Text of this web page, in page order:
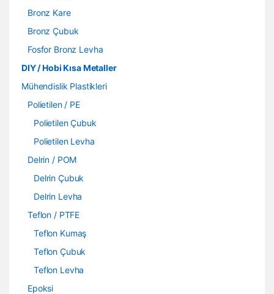
Bronz Kare
Bronz Çubuk
Fosfor Bronz Levha
DIY / Hobi Kısa Metaller
Mühendislik Plastikleri
Polietilen / PE
Polietilen Çubuk
Polietilen Levha
Delrin / POM
Delrin Çubuk
Delrin Levha
Teflon / PTFE
Teflon Kumaş
Teflon Çubuk
Teflon Levha
Epoksi